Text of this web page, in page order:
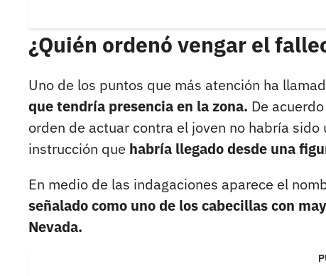
¿Quién ordenó vengar el
Uno de los puntos que más atención ha
que tendría presencia en la zona. De
orden de actuar contra el joven no habría
instrucción que habría llegado desde una
En medio de las indagaciones aparece el
señalado como uno de los cabecillas con
Nevada.